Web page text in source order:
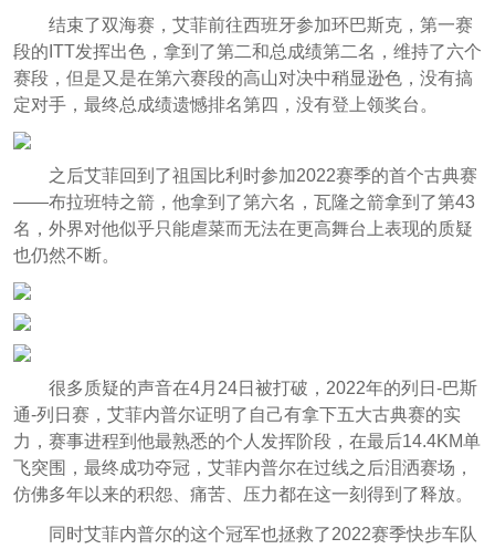
结束了双海赛，艾菲前往西班牙参加环巴斯克，第一赛
段的ITT发挥出色，拿到了第二和总成绩第二名，维持了六个
赛段，但是又是在第六赛段的高山对决中稍显逊色，没有搞
定对手，最终总成绩遗憾排名第四，没有登上领奖台。
之后艾菲回到了祖国比利时参加2022赛季的首个古典赛
——布拉班特之箭，他拿到了第六名，瓦隆之箭拿到了第43
名，外界对他似乎只能虐菜而无法在更高舞台上表现的质疑
也仍然不断。
很多质疑的声音在4月24日被打破，2022年的列日-巴斯
通-列日赛，艾菲内普尔证明了自己有拿下五大古典赛的实
力，赛事进程到他最熟悉的个人发挥阶段，在最后14.4KM单
飞突围，最终成功夺冠，艾菲内普尔在过线之后泪洒赛场，
仿佛多年以来的积怨、痛苦、压力都在这一刻得到了释放。
同时艾菲内普尔的这个冠军也拯救了2022赛季快步车队